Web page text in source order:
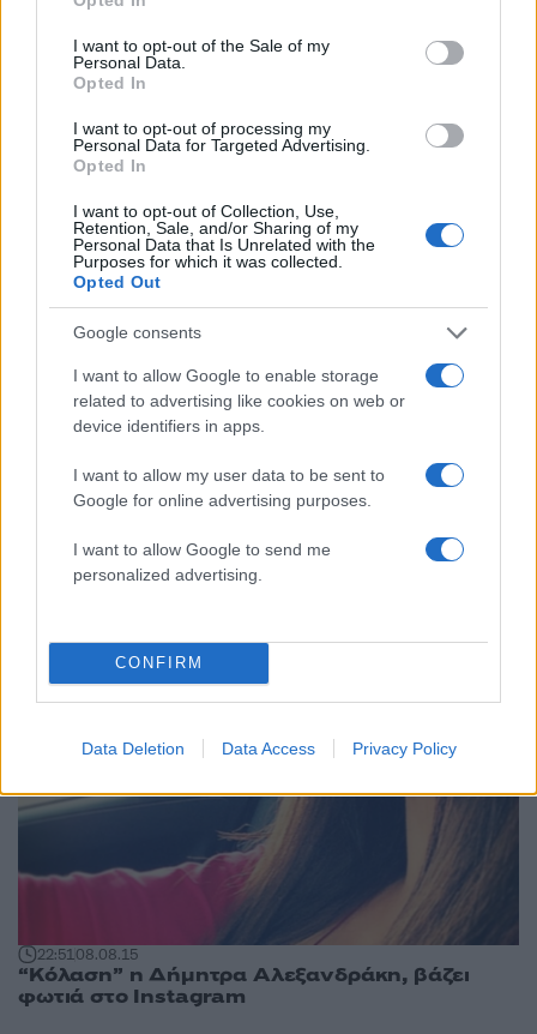
use your data for below specified purposes in below Google
consent section.
I want to opt-out of the Sale of my
Personal Data.
Opted In
I want to opt-out of processing my
Personal Data for Targeted Advertising.
Opted In
I want to opt-out of Collection, Use,
Retention, Sale, and/or Sharing of my
Personal Data that Is Unrelated with the
Purposes for which it was collected.
Opted Out
Google consents
I want to allow Google to enable storage
related to advertising like cookies on web or
device identifiers in apps.
I want to allow my user data to be sent to
Google for online advertising purposes.
I want to allow Google to send me
personalized advertising.
CONFIRM
Data Deletion Data Access Privacy Policy
Σέξι διάσημη παντρεύεται και τα… πέταξε όλα
έξω στο bachelor party!
08:41 09.08.15
Γυμνή στο δρόμο! Το πείραμα που… βγάζει
22:5108.08.15
“Κόλαση” η Δήμητρα Αλεξανδράκη, βάζει
φωτιά στο Instagram